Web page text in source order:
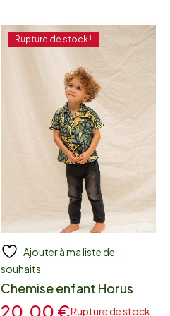
Rupture de stock !
Add to cart
Ajouter à ma liste de
souhaits
Chemise enfant Horus
20,00 €Rupture de stock